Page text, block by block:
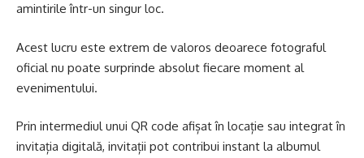
amintirile într-un singur loc.
Acest lucru este extrem de valoros deoarece fotograful
oficial nu poate surprinde absolut fiecare moment al
evenimentului.
Prin intermediul unui QR code afișat în locație sau integrat în
invitația digitală, invitații pot contribui instant la albumul